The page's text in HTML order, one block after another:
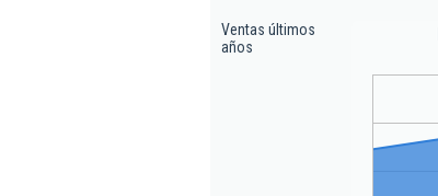
Ventas últimos
años